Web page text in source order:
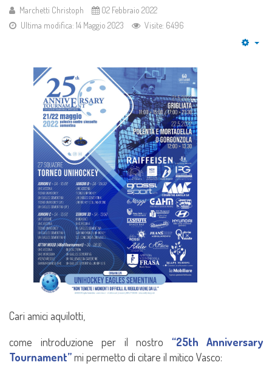
Marchetti Christoph
02 Febbraio 2022
Ultima modifica: 14 Maggio 2023
Visite: 6496
Cari amici aquilotti,
come introduzione per il nostro “25th Anniversary
Tournament”mi permetto di citare il mitico Vasco: